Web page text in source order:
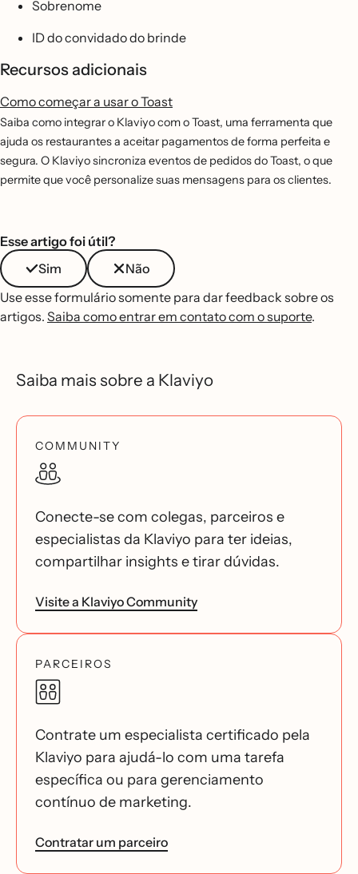
Sobrenome
ID do convidado do brinde
Recursos adicionais
Como começar a usar o Toast
Saiba como integrar o Klaviyo com o Toast, uma ferramenta que
ajuda os restaurantes a aceitar pagamentos de forma perfeita e
segura. O Klaviyo sincroniza eventos de pedidos do Toast, o que
permite que você personalize suas mensagens para os clientes.
Esse artigo foi útil?
Sim
Não
Use esse formulário somente para dar feedback sobre os
artigos. Saiba como entrar em contato com o suporte.
Saiba mais sobre a Klaviyo
COMMUNITY
Conecte-se com colegas, parceiros e
especialistas da Klaviyo para ter ideias,
compartilhar insights e tirar dúvidas.
Visite a Klaviyo Community
PARCEIROS
Contrate um especialista certificado pela
Klaviyo para ajudá-lo com uma tarefa
específica ou para gerenciamento
contínuo de marketing.
Contratar um parceiro